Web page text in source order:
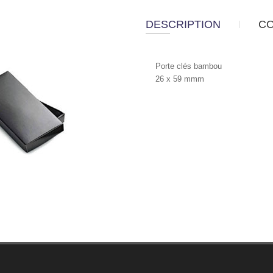
DESCRIPTION
Porte clés bambou
26 x 59 mmm